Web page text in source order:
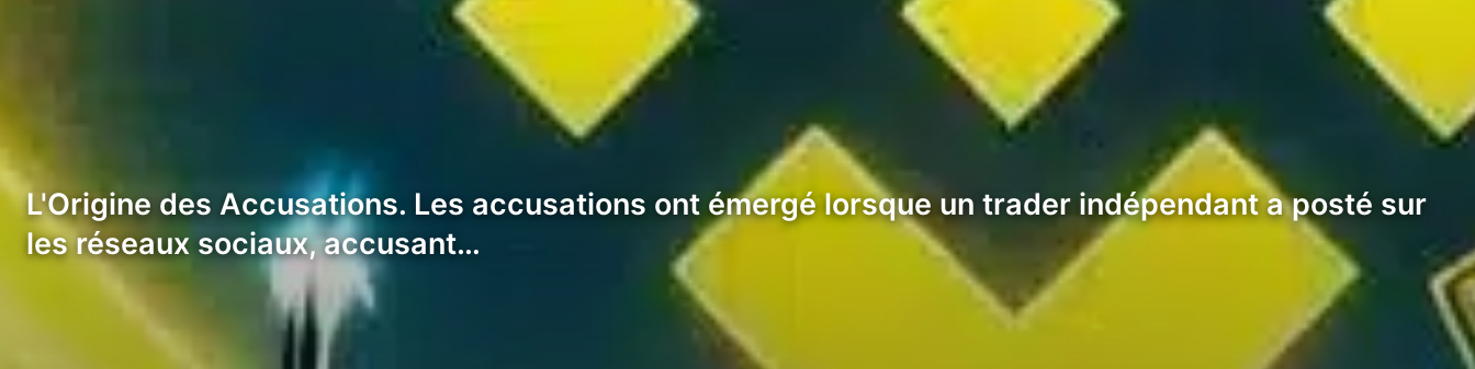
L'Origine des Accusations. Les accusations ont émergé lorsque un trader indépendant a posté sur
les réseaux sociaux, accusant…